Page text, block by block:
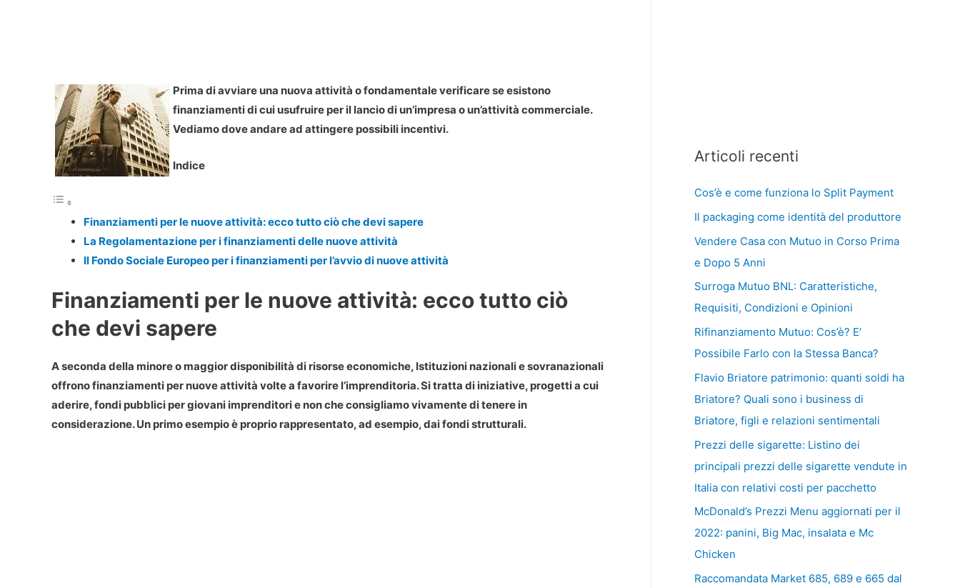
Prima di avviare una nuova attività o fondamentale verificare se esistono
finanziamenti di cui usufruire per il lancio di un’impresa o un’attività commerciale.
Vediamo dove andare ad attingere possibili incentivi.
Indice
Finanziamenti per le nuove attività: ecco tutto ciò che devi sapere
La Regolamentazione per i finanziamenti delle nuove attività
Il Fondo Sociale Europeo per i finanziamenti per l’avvio di nuove attività
Finanziamenti per le nuove attività: ecco tutto ciò
che devi sapere
A seconda della minore o maggior disponibilità di risorse economiche, Istituzioni nazionali e sovranazionali
offronofinanziamenti per nuove attività volte a favorire l’imprenditoria. Si tratta di iniziative, progetti a cui
aderire, fondi pubblici per giovani imprenditori e non che consigliamo vivamente di tenere in
considerazione. Un primo esempio è proprio rappresentato, ad esempio, dai fondi strutturali.
Articoli recenti
Cos’è e come funziona lo Split Payment
Il packaging come identità del produttore
Vendere Casa con Mutuo in Corso Prima
e Dopo 5 Anni
Surroga Mutuo BNL: Caratteristiche,
Requisiti, Condizioni e Opinioni
Rifinanziamento Mutuo: Cos’è? E’
Possibile Farlo con la Stessa Banca?
Flavio Briatore patrimonio: quanti soldi ha
Briatore? Quali sono i business di
Briatore, figli e relazioni sentimentali
Prezzi delle sigarette: Listino dei
principali prezzi delle sigarette vendute in
Italia con relativi costi per pacchetto
McDonald’s Prezzi Menu aggiornati per il
2022: panini, Big Mac, insalata e Mc
Chicken
Raccomandata Market 685, 689 e 665 dal